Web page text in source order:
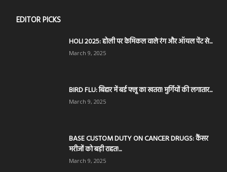
EDITOR PICKS
HOLI 2025: होली पर केमिकल वाले रंग और ऑयल पेंट से...
March 9, 2025
BIRD FLU: बिहार में बर्ड फ्लू का खतरा! मुर्गियों की लगातार...
March 9, 2025
BASE CUSTOM DUTY ON CANCER DRUGS: कैंसर
मरीजों को बड़ी राहत!...
March 9, 2025